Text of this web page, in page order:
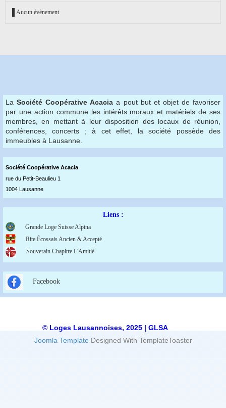
Aucun évènement
LaSociété Coopérative Acacia a pout but et objet de favoriser
par une action commune les intérêts moraux et matériels de ses
membres, en mettant à leur disposition des locaux de réunion,
conférences, concerts ; à cet effet, la société possède des
immeubles à Lausanne.
Société Coopérative Acacia
rue du Petit-Beaulieu 1
1004 Lausanne
Liens :
Grande Loge Suisse Alpina
Rite Écossais Ancien & Accepté
Souverain Chapitre L'Amitié
Facebook
© Loges Lausannoises, 2025 | GLSA
Joomla Template Designed With TemplateToaster